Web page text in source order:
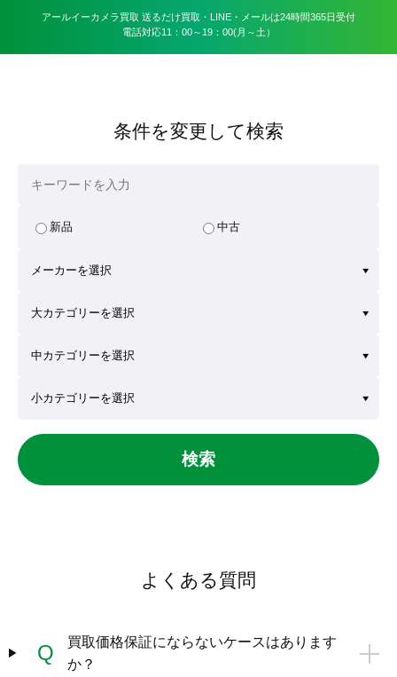
アールイーカメラ買取 送るだけ買取・LINE・メールは24時間365日受付
電話対応11：00～19：00(月～土）
条件を変更して検索
新品 中古
検索
よくある質問
Q
買取価格保証にならないケースはあります
か？